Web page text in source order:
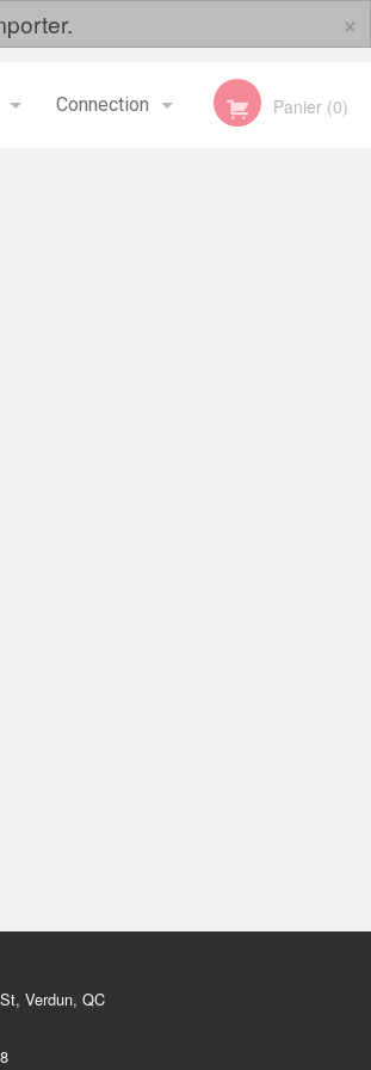
×
Connection Panier (0)
Verdun, QC